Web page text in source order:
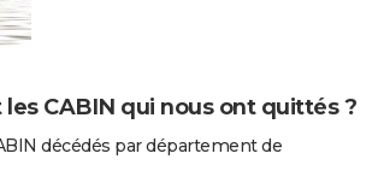
CABIN qui nous ont quittés ?
décédés par département de